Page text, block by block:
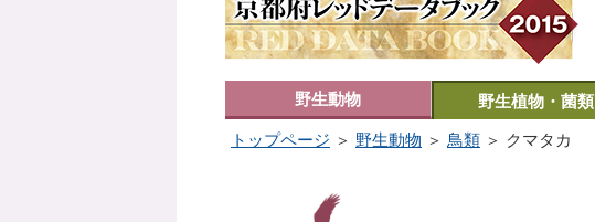
野生動物 野生植物・菌類
トップページ ＞ 野生動物 ＞ 鳥類 ＞ クマタカ